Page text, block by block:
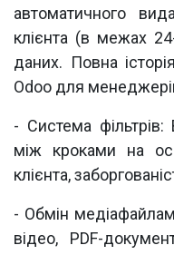
автоматичного
клієнта (в межах
даних. Повна
Odoo для
- Система
між кроками на
клієнта,
- Обмін
відео, PDF-